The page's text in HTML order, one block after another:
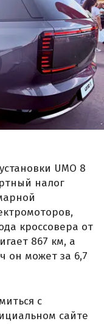
UMO 8
налог
кроссовера от
867 км, а
он может за 6,7
с
сайте